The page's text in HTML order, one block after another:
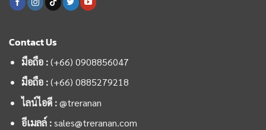
Contact Us
มือถือ :(+66) 0908856047
มือถือ : (+66) 0885279218
ไลน์ไอดี :@treranan
อีเมลล์ :sales@treranan.com